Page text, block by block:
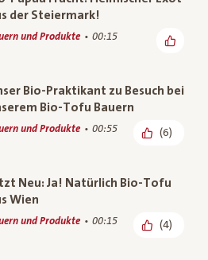
der Steiermark!
und Produkte 00:15
Bio-Praktikant zu Besuch bei
Bio-Tofu Bauern
und Produkte 00:55 (6)
Neu: Ja! Natürlich Bio-Tofu
Wien
und Produkte 00:15 (4)